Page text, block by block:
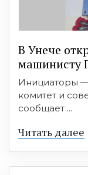
В Унече
машинисту
Инициаторы
комитет и
сообщает ...
Читать далее